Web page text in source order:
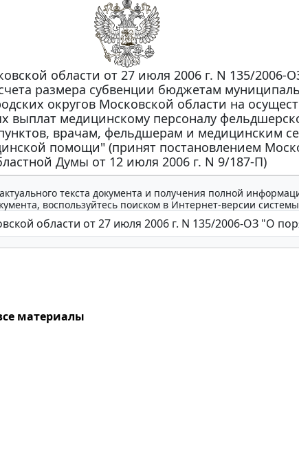
области от 27 июля 2006 г. N 135/2006-
размера субвенции бюджетам
округов Московской области на
выплат медицинскому персоналу
врачам, фельдшерам и медицинским
помощи" (принят постановлением
Думы от 12 июля 2006 г. N 9/187-П)
текста документа и получения полной
воспользуйтесь поиском в Интернет-версии
материалы